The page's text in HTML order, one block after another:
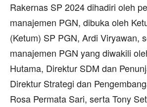
Rakernas SP 2024 dihadiri oleh
manajemen PGN, dibuka oleh
(Ketum) SP PGN, Ardi Viryawan,
manajemen PGN yang diwakili
Hutama, Direktur SDM dan
Direktur Strategi dan
Rosa Permata Sari, serta Tony